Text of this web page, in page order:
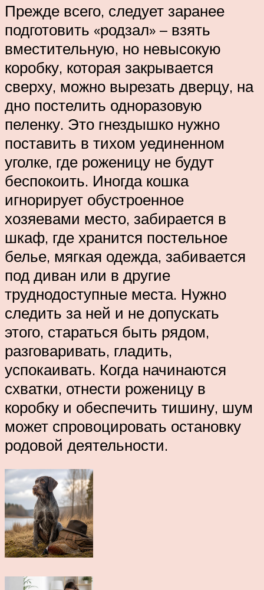
Прежде всего, следует заранее
подготовить «родзал» – взять
вместительную, но невысокую
коробку, которая закрывается
сверху, можно вырезать дверцу, на
дно постелить одноразовую
пеленку. Это гнездышко нужно
поставить в тихом уединенном
уголке, где роженицу не будут
беспокоить. Иногда кошка
игнорирует обустроенное
хозяевами место, забирается в
шкаф, где хранится постельное
белье, мягкая одежда, забивается
под диван или в другие
труднодоступные места. Нужно
следить за ней и не допускать
этого, стараться быть рядом,
разговаривать, гладить,
успокаивать. Когда начинаются
схватки, отнести роженицу в
коробку и обеспечить тишину, шум
может спровоцировать остановку
родовой деятельности.